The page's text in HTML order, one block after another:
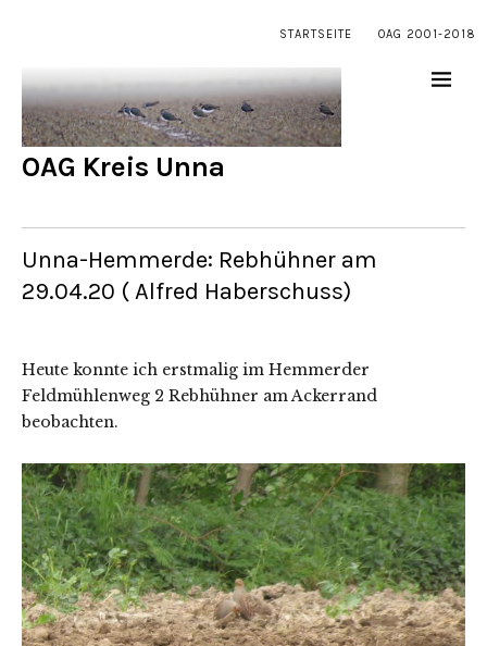
STARTSEITE OAG 2001-2018
OAG Kreis Unna
Unna-Hemmerde: Rebhühner am
29.04.20 ( Alfred Haberschuss)
Heute konnte ich erstmalig im Hemmerder
Feldmühlenweg 2 Rebhühner am Ackerrand
beobachten.